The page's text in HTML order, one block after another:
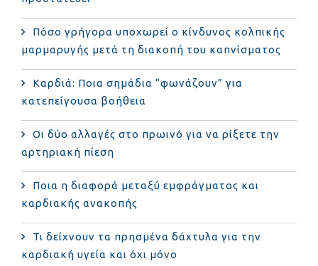
Πόσο γρήγορα υποχωρεί ο κίνδυνος κολπικής
μαρμαρυγής μετά τη διακοπή του καπνίσματος
Καρδιά: Ποια σημάδια “φωνάζουν” για
κατεπείγουσα βοήθεια
Οι δύο αλλαγές στο πρωινό για να ρίξετε την
αρτηριακή πίεση
Ποια η διαφορά μεταξύ εμφράγματος και
καρδιακής ανακοπής
Τι δείχνουν τα πρησμένα δάχτυλα για την
καρδιακή υγεία και όχι μόνο